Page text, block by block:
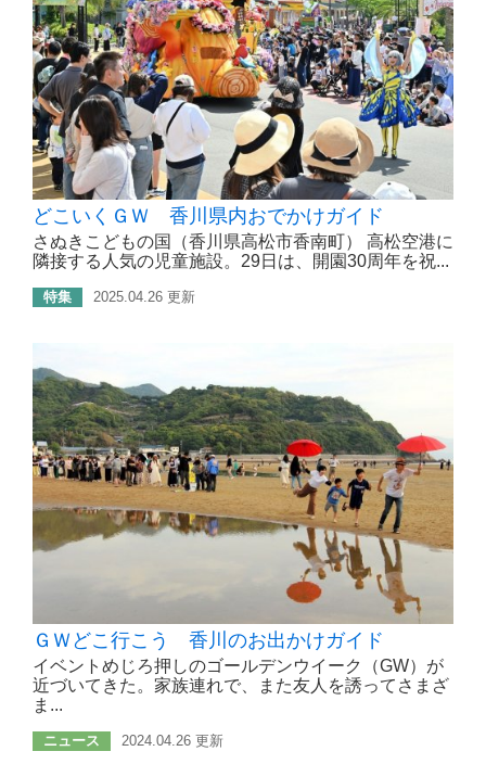
どこいくＧＷ 香川県内おでかけガイド
さぬきこどもの国（香川県高松市香南町） 高松空港に
隣接する人気の児童施設。29日は、開園30周年を祝...
特集 2025.04.26 更新
ＧＷどこ行こう 香川のお出かけガイド
イベントめじろ押しのゴールデンウイーク（GW）が
近づいてきた。家族連れで、また友人を誘ってさまざ
ま...
ニュース 2024.04.26 更新